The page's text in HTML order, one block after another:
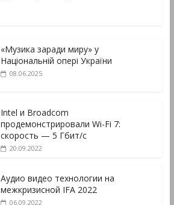
«Музика заради миру» у
Національній опері України
08.06.2025
Intel и Broadcom
продемонстрировали Wi-Fi 7:
скорость — 5 Гбит/с
20.09.2022
Аудио видео технологии на
межкризисной IFA 2022
06.09.2022